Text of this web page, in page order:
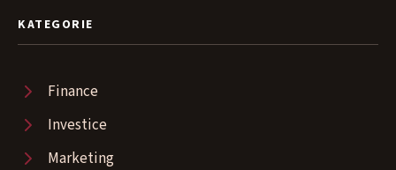
KATEGORIE
Finance
Investice
Marketing